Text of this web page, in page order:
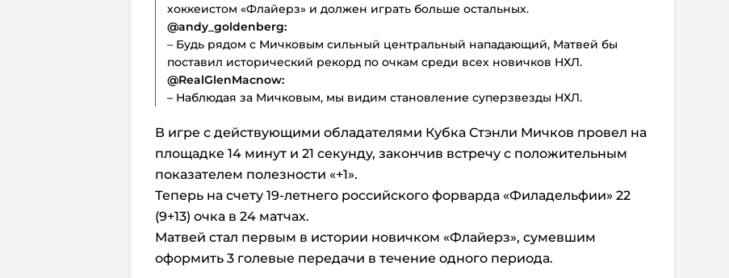
хоккеистом «Флайерз» и должен играть больше остальных.
@andy_goldenberg:
– Будь рядом с Мичковым сильный центральный нападающий, Матвей бы
поставил исторический рекорд по очкам среди всех новичков НХЛ.
@RealGlenMacnow:
– Наблюдая за Мичковым, мы видим становление суперзвезды НХЛ.
В игре с действующими обладателями Кубка Стэнли Мичков провел на
площадке 14 минут и 21 секунду, закончив встречу с положительным
показателем полезности «+1».
Теперь на счету 19-летнего российского форварда «Филадельфии» 22
(9+13) очка в 24 матчах.
Матвей стал первым в истории новичком «Флайерз», сумевшим
оформить 3 голевые передачи в течение одного периода.